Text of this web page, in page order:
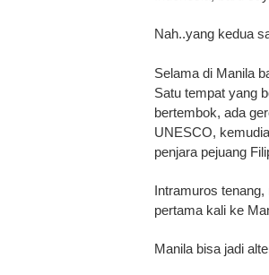
Nah..yang kedua
Selama di Manila
Satu tempat yang
bertembok, ada
UNESCO,
penjara pejuang
Intramuros
pertama kali ke
Manila bisa jadi